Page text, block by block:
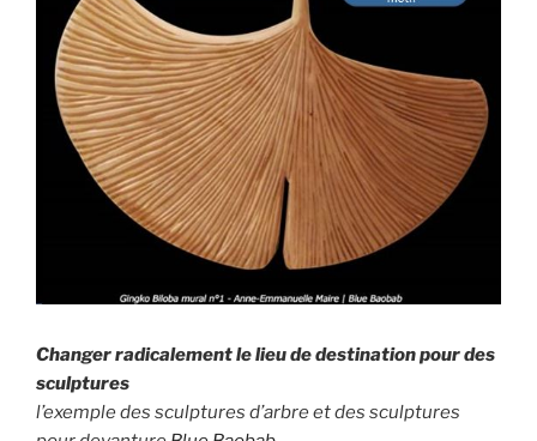
Changer radicalement le lieu de destination pour des
sculptures
l’exemple des sculptures d’arbre et des sculptures